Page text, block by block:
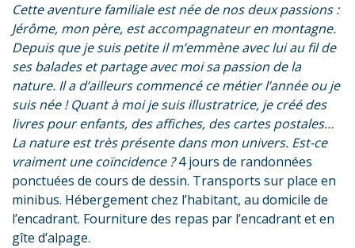
Cette aventure familiale est née de nos deux passions :
Jérôme, mon père, est accompagnateur en montagne.
Depuis que je suis petite il m’emmène avec lui au fil de
ses balades et partage avec moi sa passion de la
nature. Il a d’ailleurs commencé ce métier l’année ou je
suis née ! Quant à moi je suis illustratrice, je créé des
livres pour enfants, des affiches, des cartes postales…
La nature est très présente dans mon univers. Est-ce
vraiment une coïncidence ?4 jours de randonnées
ponctuées de cours de dessin. Transports sur place en
minibus. Hébergement chez l’habitant, au domicile de
l’encadrant. Fourniture des repas par l’encadrant et en
gîte d’alpage.